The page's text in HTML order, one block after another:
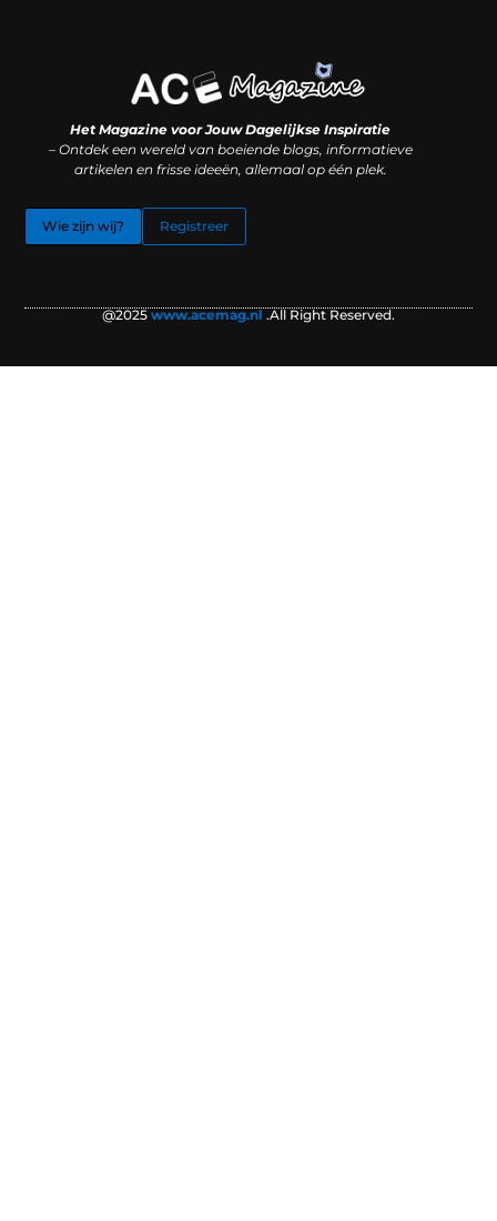
Het Magazine voor Jouw Dagelijkse Inspiratie
– Ontdek een wereld van boeiende blogs, informatieve
artikelen en frisse ideeën, allemaal op één plek.
Wie zijn wij? Registreer
@2025 www.acemag.nl .All Right Reserved.